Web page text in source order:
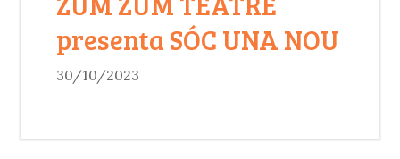
presenta SÓC UNA NOU
30/10/2023